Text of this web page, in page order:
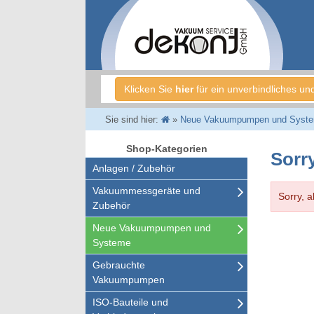
Klicken Sie hierfür ein unverbindliches
Sie sind hier: » Neue Vakuumpumpen und
Shop-Kategorien
Anlagen / Zubehör
Vakuummessgeräte und
Zubehör
Neue Vakuumpumpen und
Systeme
Gebrauchte
Vakuumpumpen
ISO-Bauteile und
Sorry,